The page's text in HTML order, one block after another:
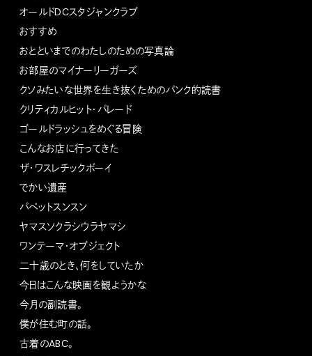
オールドDCスタジャンクラブ
おすすめ
おとといまでのわたしのための写真論
お部屋のマイナーリーガーズ
クソみたいな世界を生き抜くためのパンク的読書
クリティカルヒット・パレード
ゴールドラッシュをめぐる冒険
こんなお店に行ってきた
ザ・ワスレチックボーイ
でかい遺産
パペットスンスン
ヤマスソクラシウラヤマシ
ワンテーマ・オブジェクト
二十歳のとき、何をしていたか
今日はこんな映画を観ようかな
今月の副読書。
僕が住む町の話。
古着のABC。